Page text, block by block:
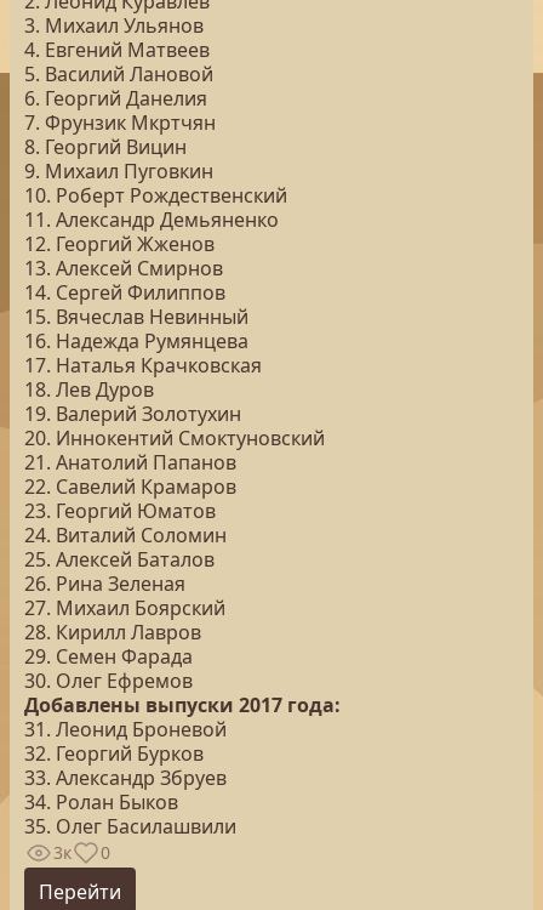
3. Михаил Ульянов
4. Евгений Матвеев
5. Василий Лановой
6. Георгий Данелия
7. Фрунзик Мкртчян
8. Георгий Вицин
9. Михаил Пуговкин
10. Роберт Рождественский
11. Александр Демьяненко
12. Георгий Жженов
13. Алексей Смирнов
14. Сергей Филиппов
15. Вячеслав Невинный
16. Надежда Румянцева
17. Наталья Крачковская
18. Лев Дуров
19. Валерий Золотухин
20. Иннокентий Смоктуновский
21. Анатолий Папанов
22. Савелий Крамаров
23. Георгий Юматов
24. Виталий Соломин
25. Алексей Баталов
26. Рина Зеленая
27. Михаил Боярский
28. Кирилл Лавров
29. Семен Фарада
30. Олег Ефремов
Добавлены выпуски 2017 года:
31. Леонид Броневой
32. Георгий Бурков
33. Александр Збруев
34. Ролан Быков
35. Олег Басилашвили
3к 0
Перейти